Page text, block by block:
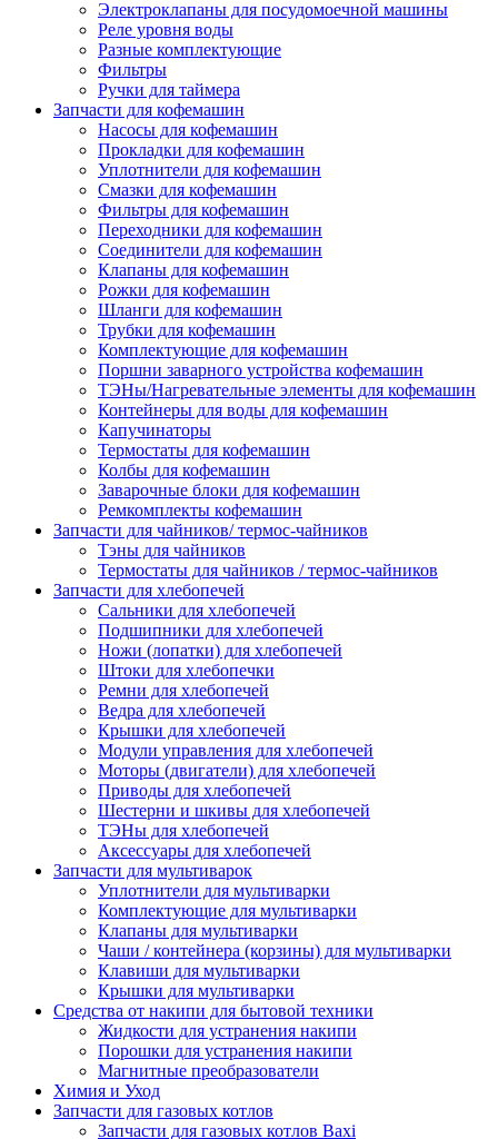
Электроклапаны для посудомоечной машины
Реле уровня воды
Разные комплектующие
Фильтры
Ручки для таймера
Запчасти для кофемашин
Насосы для кофемашин
Прокладки для кофемашин
Уплотнители для кофемашин
Смазки для кофемашин
Фильтры для кофемашин
Переходники для кофемашин
Соединители для кофемашин
Клапаны для кофемашин
Рожки для кофемашин
Шланги для кофемашин
Трубки для кофемашин
Комплектующие для кофемашин
Поршни заварного устройства кофемашин
ТЭНы/Нагревательные элементы для кофемашин
Контейнеры для воды для кофемашин
Капучинаторы
Термостаты для кофемашин
Колбы для кофемашин
Заварочные блоки для кофемашин
Ремкомплекты кофемашин
Запчасти для чайников/ термос-чайников
Тэны для чайников
Термостаты для чайников / термос-чайников
Запчасти для хлебопечей
Сальники для хлебопечей
Подшипники для хлебопечей
Ножи (лопатки) для хлебопечей
Штоки для хлебопечки
Ремни для хлебопечей
Ведра для хлебопечей
Крышки для хлебопечей
Модули управления для хлебопечей
Моторы (двигатели) для хлебопечей
Приводы для хлебопечей
Шестерни и шкивы для хлебопечей
ТЭНы для хлебопечей
Аксессуары для хлебопечей
Запчасти для мультиварок
Уплотнители для мультиварки
Комплектующие для мультиварки
Клапаны для мультиварки
Чаши / контейнера (корзины) для мультиварки
Клавиши для мультиварки
Крышки для мультиварки
Средства от накипи для бытовой техники
Жидкости для устранения накипи
Порошки для устранения накипи
Магнитные преобразователи
Химия и Уход
Запчасти для газовых котлов
Запчасти для газовых котлов Baxi